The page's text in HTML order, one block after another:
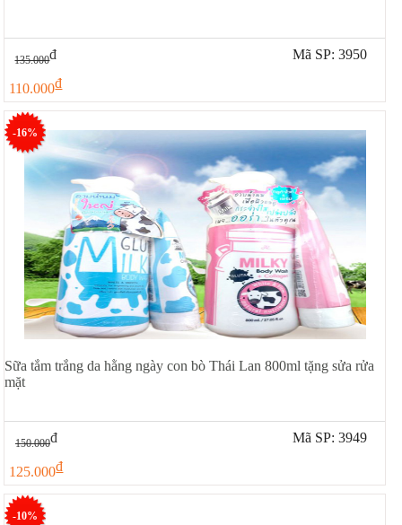
135.000đ
110.000đ
Mã SP: 3950
-16%
Sữa tắm trắng da hằng ngày con bò Thái Lan 800ml tặng sửa rửa
mặt
150.000đ
125.000đ
Mã SP: 3949
-10%